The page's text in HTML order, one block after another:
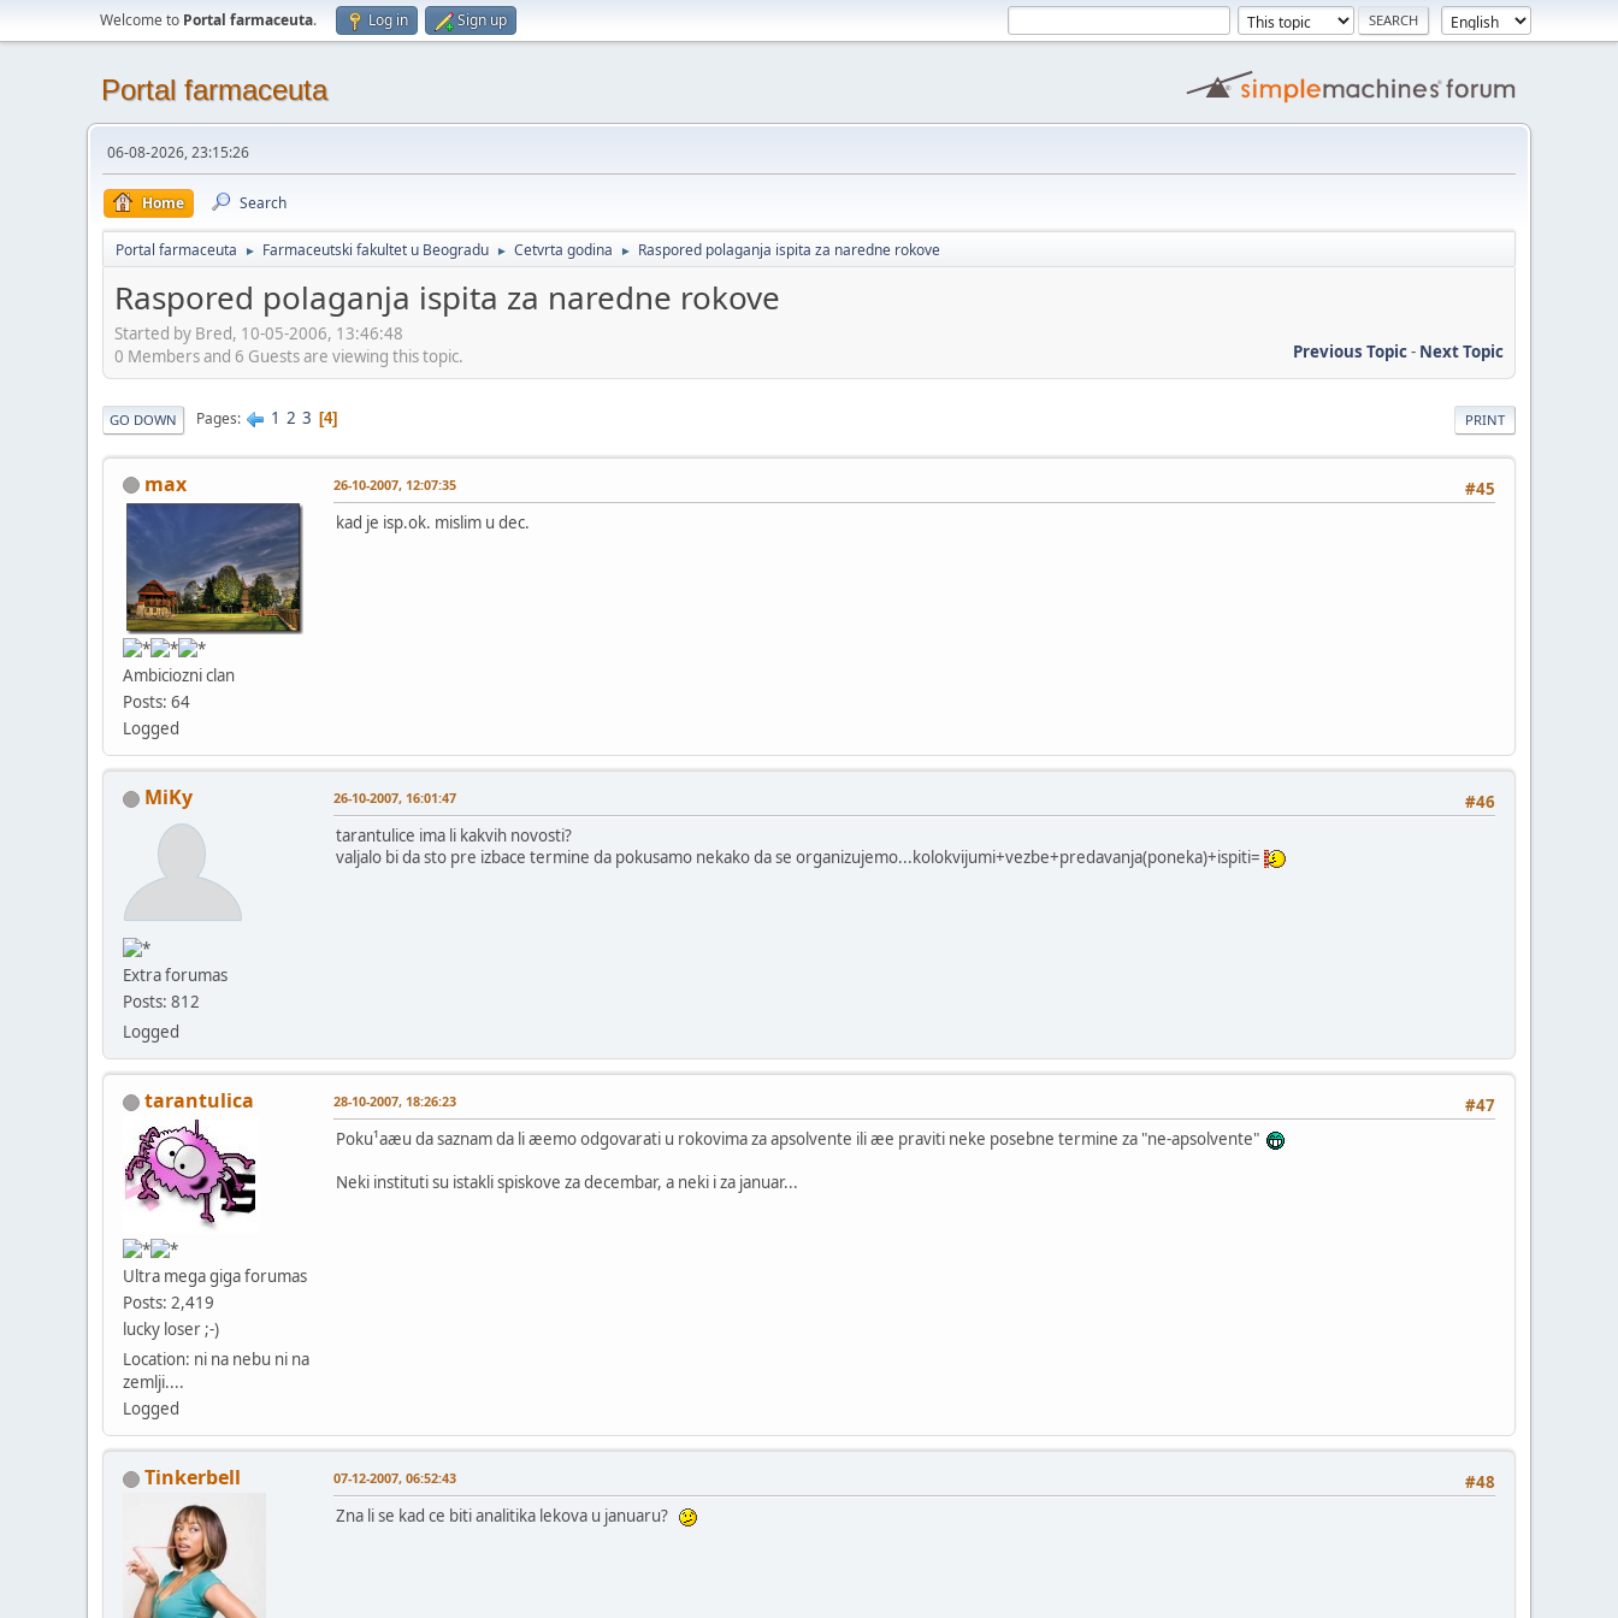
Welcome to Portal farmaceuta. Log in Sign up
Portal farmaceuta
06-08-2026, 23:15:26
Home Search
Portal farmaceuta ► Farmaceutski fakultet u Beogradu ► Cetvrta godina ► Raspored polaganja ispita za naredne rokove
Raspored polaganja ispita za naredne rokove
Started by Bred, 10-05-2006, 13:46:48
Previous Topic- Next Topic
0 Members and 6 Guests are viewing this topic.
PRINT
GO DOWN Pages 1 2 3 4
max
Ambiciozni clan
Posts: 64
Logged
#45
26-10-2007, 12:07:35
kad je isp.ok. mislim u dec.
MiKy
Extra forumas
Posts: 812
Logged
#46
26-10-2007, 16:01:47
tarantulice ima li kakvih novosti?
valjalo bi da sto pre izbace termine da pokusamo nekako da se organizujemo...kolokvijumi+vezbe+predavanja(poneka)+ispiti=
tarantulica
Ultra mega giga forumas
Posts: 2,419
lucky loser ;-)
Location: ni na nebu ni na
zemlji....
Logged
#47
28-10-2007, 18:26:23
Poku¹aæu da saznam da li æemo odgovarati u rokovima za apsolvente ili æe praviti neke posebne termine za "ne-apsolvente"
Neki instituti su istakli spiskove za decembar, a neki i za januar...
Tinkerbell #48
07-12-2007, 06:52:43
Zna li se kad ce biti analitika lekova u januaru?